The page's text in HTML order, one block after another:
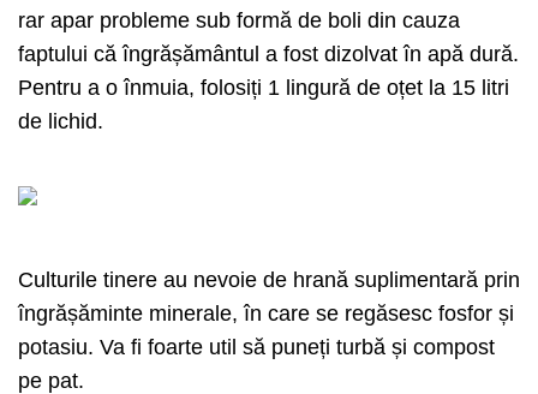
rar apar probleme sub formă de boli din cauza
faptului că îngrășământul a fost dizolvat în apă dură.
Pentru a o înmuia, folosiți 1 lingură de oțet la 15 litri
de lichid.
Culturile tinere au nevoie de hrană suplimentară prin
îngrășăminte minerale, în care se regăsesc fosfor și
potasiu. Va fi foarte util să puneți turbă și compost
pe pat.